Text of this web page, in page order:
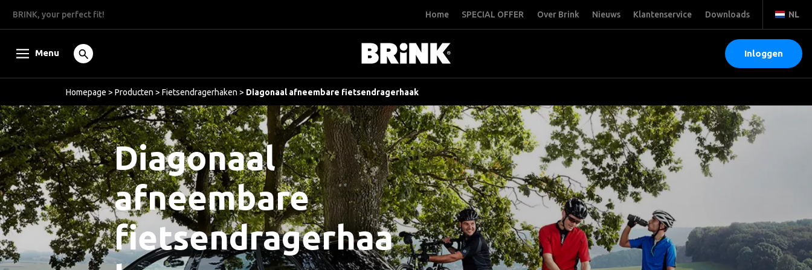
BRINK, your perfect fit! Home SPECIAL OFFER Over Brink Nieuws Klantenservice Downloads NL
Menu Inloggen
Homepage > Producten > Fietsendragerhaken > Diagonaal afneembare fietsendragerhaak
Diagonaal
afneembare
fietsendragerhaa